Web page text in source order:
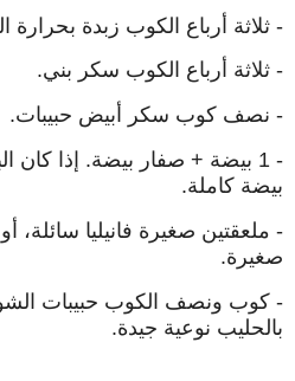
- ثلاثة أرباع الكوب زبدة بحرارة
- ثلاثة أرباع الكوب سكر بني.
- نصف كوب سكر أبيض حبيبات.
- 1 بيضة + صفار بيضة. إذا
بيضة كاملة.
- ملعقتين صغيرة فانيليا سائلة،
صغيرة.
- كوب ونصف الكوب حبيبات
بالحليب نوعية جيدة.